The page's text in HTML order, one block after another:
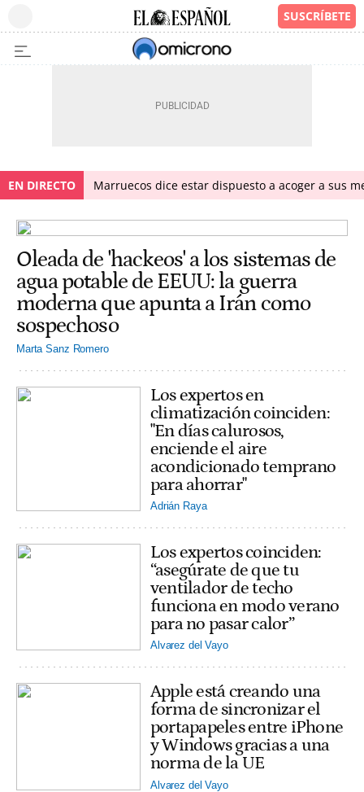
EN DIRECTO Marruecos dice estar dispuesto a acoger a sus
Oleada de 'hackeos' a los sistemas de
agua potable de EEUU: la guerra
moderna que apunta a Irán como
sospechoso
Marta Sanz Romero
Los expertos en
climatización coinciden:
"En días calurosos,
enciende el aire
acondicionado temprano
para ahorrar"
Adrián Raya
Los expertos coinciden:
“asegúrate de que tu
ventilador de techo
funciona en modo verano
para no pasar calor”
Alvarez del Vayo
Apple está creando una
forma de sincronizar el
portapapeles entre iPhone
y Windows gracias a una
norma de la UE
Alvarez del Vayo